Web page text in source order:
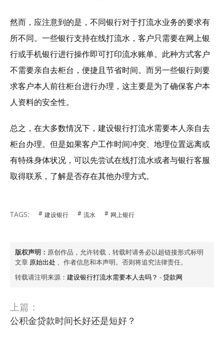
然而，应注意到的是，不同银行对于打流水业务的要求有
所不同。一些银行支持在线打流水，客户只需要在网上银
行或手机银行进行操作即可打印流水账单。此种方式客户
不需要亲自去柜台，便捷且节省时间。而另一些银行则要
求客户本人前往柜台进行办理，这主要是为了确保客户本
人资料的安全性。
总之，在大多数情况下，建设银行打流水需要本人亲自去
柜台办理。但是如果客户工作时间冲突、地理位置远离或
有特殊身体状况，可以先尝试在线打流水或者与银行客服
取得联系，了解是否存在其他办理方式。
TAGS: 建设银行 流水 网上银行
版权声明： 原创作品，允许转载，转载时请务必以超链接形式标明
文章 原始出处 、作者信息和本声明。否则将追究法律责任。
转载请注明来源： 建设银行打流水需要本人去吗？ -贷款网
上篇：
公积金贷款时间长好还是短好？